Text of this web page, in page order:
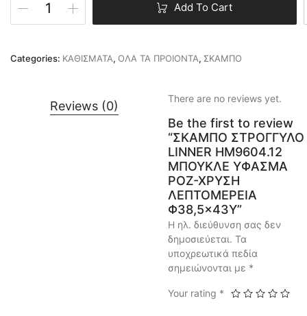
Add To Cart
Categories: ΚΑΘΙΣΜΑΤΑ, ΟΛΑ ΤΑ ΠΡΟΙΟΝΤΑ, ΣΚΑΜΠΟ
Reviews (0)
There are no reviews yet.
Be the first to review
“ΣΚΑΜΠΟ ΣΤΡΟΓΓΥΛΟ
LINNER HM9604.12
ΜΠΟΥΚΛΕ ΥΦΑΣΜΑ
ΡΟΖ-ΧΡΥΣΗ
ΛΕΠΤΟΜΕΡΕΙΑ
Φ38,5×43Υ”
Η ηλ. διεύθυνση σας δεν
δημοσιεύεται. Τα
υποχρεωτικά πεδία
σημειώνονται με *
Your rating *